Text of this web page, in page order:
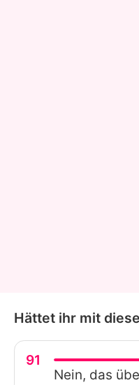
Hättet ihr mit
91
Nein, das